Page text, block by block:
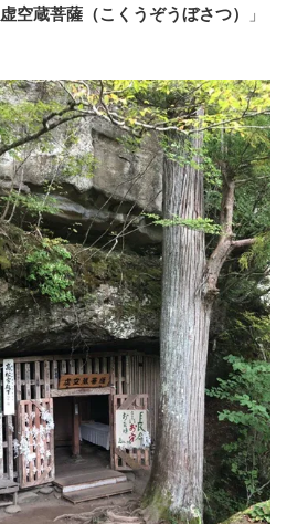
虚空蔵菩薩（こくうぞうぼさつ）
」